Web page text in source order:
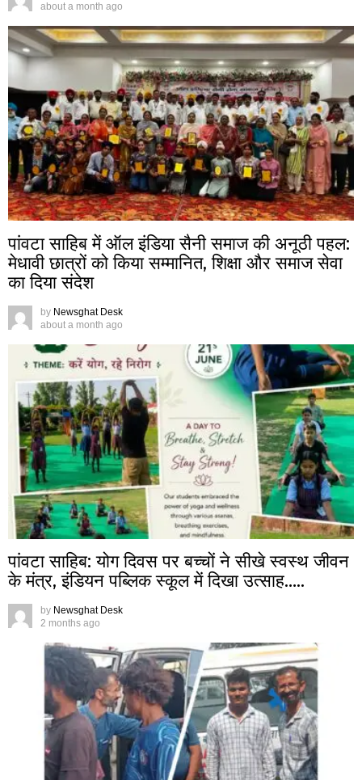
about a month ago
पांवटा साहिब में ऑल इंडिया सैनी समाज की अनूठी पहल:
मेधावी छात्रों को किया सम्मानित, शिक्षा और समाज सेवा
का दिया संदेश
by Newsghat Desk
about a month ago
पांवटा साहिब: योग दिवस पर बच्चों ने सीखे स्वस्थ जीवन
के मंत्र, इंडियन पब्लिक स्कूल में दिखा उत्साह…..
by Newsghat Desk
2 months ago